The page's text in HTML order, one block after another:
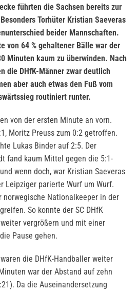
führten die Sachsen bereits zur
Torhüter Kristian Saeveras
beider Mannschaften.
von 64 % gehaltener Bälle war der
Minuten kaum zu überwinden. Nach
die DHfK-Männer zwar deutlich
aber auch etwas den Fuß vom
routiniert runter.
von der ersten Minute an vorn.
Moritz Preuss zum 0:2 getroffen.
Lukas Binder auf 2:5. Der
fand kaum Mittel gegen die 5:1-
wenn doch, war Kristian Saeveras
Leipziger parierte Wurf um Wurf.
norwegische Nationalkeeper in der
So konnte der SC DHfK
vergrößern und mit einer
Pause gehen.
die DHfK-Handballer weiter
war der Abstand auf zehn
Da die Auseinandersetzung